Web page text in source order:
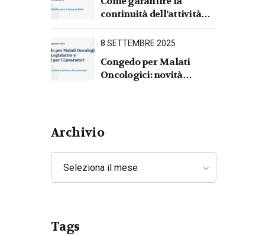
continuità dell’attività
per le ONLUS : iscrizione
al RUNTS entro il
8 SETTEMBRE 2025
Congedo per Malati
Oncologici: novità
Archivio
Seleziona il mese
Tags